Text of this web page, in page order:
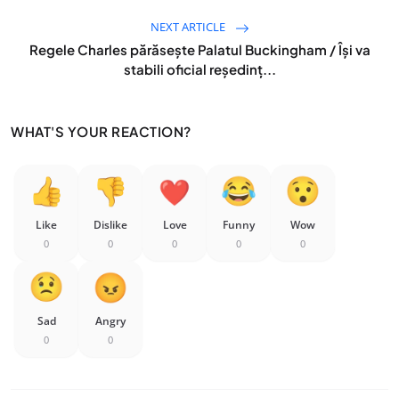
NEXT ARTICLE
Regele Charles părăsește Palatul Buckingham / Își va
stabili oficial reședinț...
WHAT'S YOUR REACTION?
Like
0
Dislike
0
Love
0
Funny
0
Wow
0
Sad
0
Angry
0